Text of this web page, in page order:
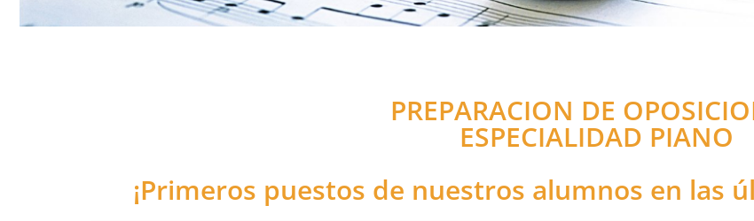
PREPARACION DE
ESPECIALIDAD PIANO
¡Primeros puestos de nuestros alumnos en las